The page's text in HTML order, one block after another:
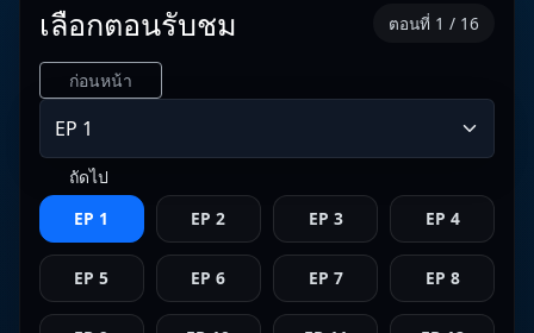
เลือกตอนรับชม ตอนที่ 1 / 16
ก่อนหน้า
ถัดไป
EP 1
EP 2 EP 3 EP 4
EP 5 EP 6 EP 7 EP 8